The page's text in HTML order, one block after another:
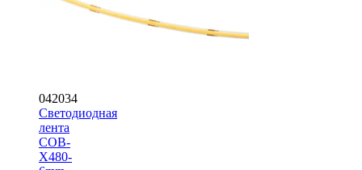
042034
Светодиодная
лента
COB-
X480-